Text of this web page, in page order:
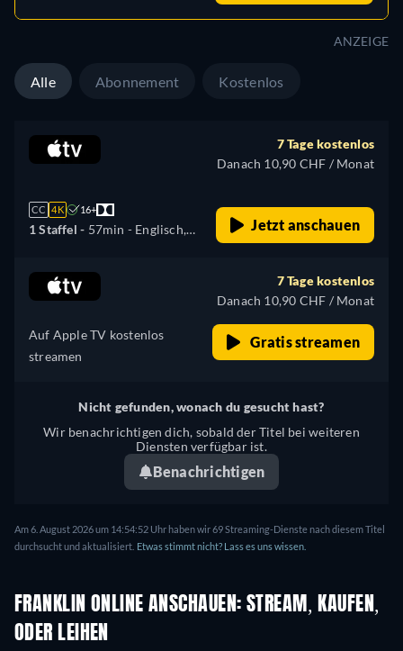
ANZEIGE
Alle Abonnement Kostenlos
CC 4K 16+
1 Staffel - 57min - Englisch,
7 Tage kostenlos
Danach 10,90 CHF / Monat
Jetzt anschauen
Auf Apple TV kostenlos
streamen
7 Tage kostenlos
Danach 10,90 CHF / Monat
Gratis streamen
Nicht gefunden, wonach du gesucht hast?
Wir benachrichtigen dich, sobald der Titel bei weiteren
Diensten verfügbar ist.
Benachrichtigen
Am 6. August 2026 um 14:54:52 Uhr haben wir 69 Streaming-Dienste nach diesem Titel
durchsucht und aktualisiert. Etwas stimmt nicht? Lass es uns wissen.
FRANKLIN ONLINE ANSCHAUEN: STREAM, KAUFEN,
ODER LEIHEN